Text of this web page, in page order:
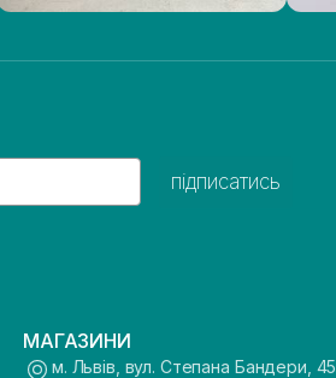
підписатись
МАГАЗИНИ
м. Львів, вул. Степана Бандери, 45